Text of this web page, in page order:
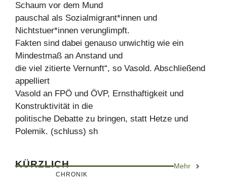
Schaum vor dem Mund
pauschal als Sozialmigrant*innen und
Nichtstuer*innen verunglimpft.
Fakten sind dabei genauso unwichtig wie ein
Mindestmaß an Anstand und
die viel zitierte Vernunft“, so Vasold. Abschließend
appelliert
Vasold an FPÖ und ÖVP, Ernsthaftigkeit und
Konstruktivität in die
politische Debatte zu bringen, statt Hetze und
Polemik. (schluss) sh
KÜRZLICH Mehr
CHRONIK